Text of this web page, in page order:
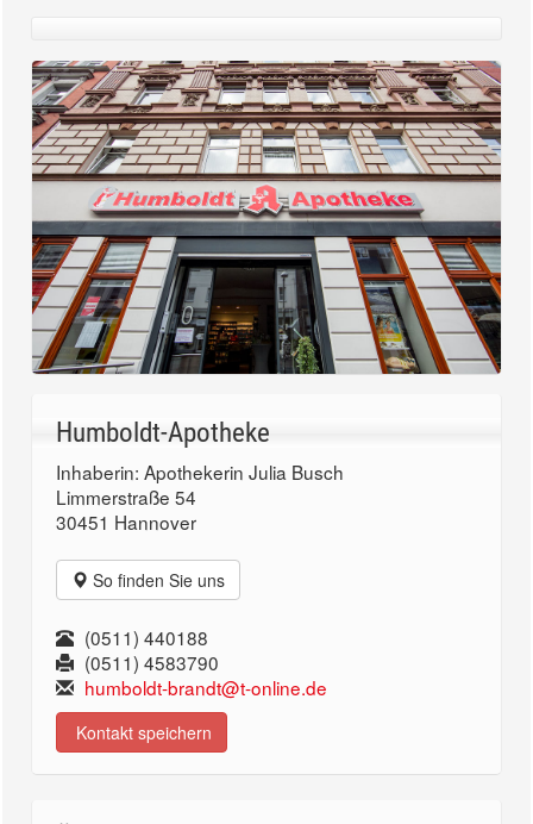
Humboldt-Apotheke
Inhaberin: Apothekerin Julia Busch
Limmerstraße 54
30451 Hannover
So finden Sie uns
(0511) 440188
(0511) 4583790
humboldt-brandt@t-online.de
Kontakt speichern